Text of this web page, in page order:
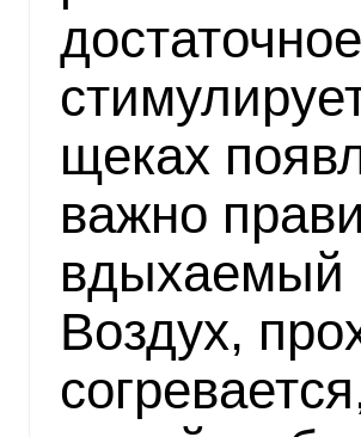
щеках
важно
вдыхаемый
Воздух,